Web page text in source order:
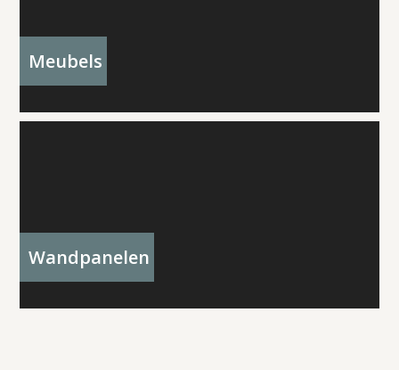
Meubels
Wandpanelen